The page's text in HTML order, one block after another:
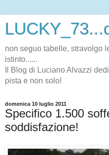
non seguo tabelle, stravolgo
istinto......
Il Blog di Luciano Alvazzi
pista e non solo!
domenica 10 luglio 2011
Specifico 1.500
soddisfazione!